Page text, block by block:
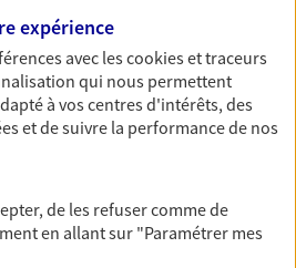
ce nouveau chapitre de
d'un expert. Découvrez
Epargne Retraite)
pour la retraite.
assurez-vous avec notre
vos proches en cas
expérience
avec lescookies et traceurs
qui nous permettent
à vos centres d'intérêts, des
et de suivre la performance de nos
de les refuser comme de
en allant sur "Paramétrer mes